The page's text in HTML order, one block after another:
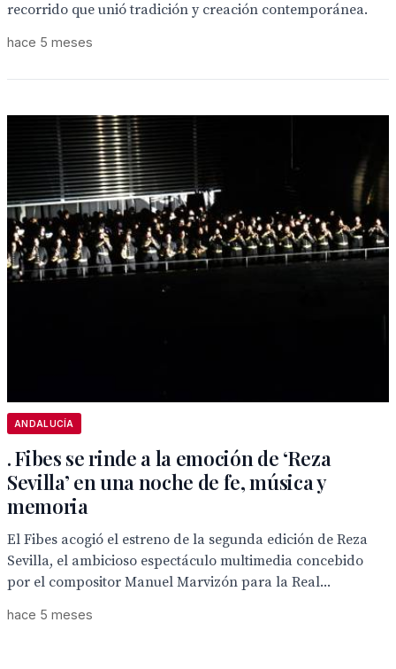
recorrido que unió tradición y creación contemporánea.
hace 5 meses
ANDALUCÍA
. Fibes se rinde a la emoción de ‘Reza
Sevilla’ en una noche de fe, música y
memoria
El Fibes acogió el estreno de la segunda edición de Reza
Sevilla, el ambicioso espectáculo multimedia concebido
por el compositor Manuel Marvizón para la Real...
hace 5 meses